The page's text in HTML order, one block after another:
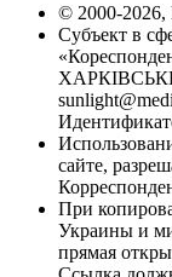
© 2000-2026,
Субъект в
ХАРКІВСЬКЕ
сайте,
При
Украины и
прямая